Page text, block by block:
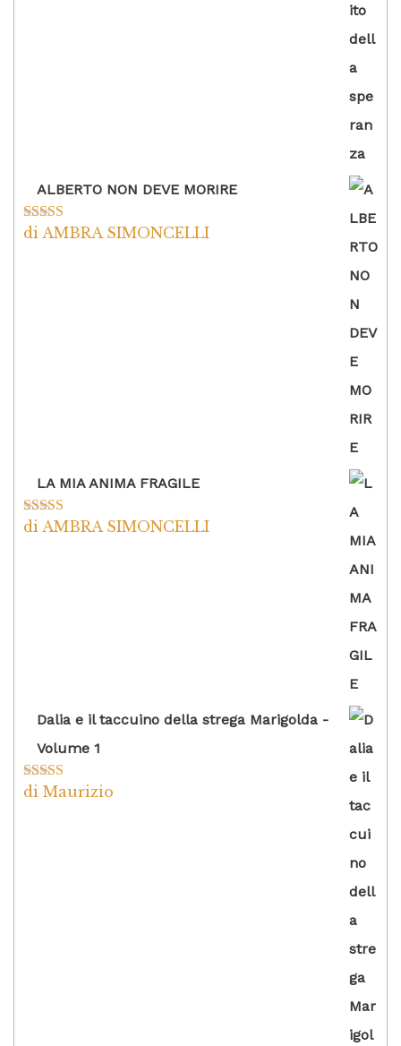
ALBERTO NON DEVE MORIRE
Valutato5su
di AMBRA SIMONCELLI
LA MIA ANIMA FRAGILE
Valutato5su
di AMBRA SIMONCELLI
Dalia e il taccuino della strega Marigolda -
Volume 1
Valutato4
di Maurizio